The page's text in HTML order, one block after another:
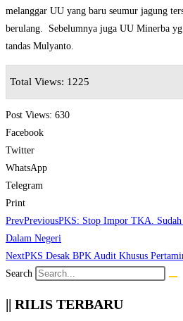
melanggar UU yang baru seumur jagung
berulang. Sebelumnya juga UU Minerba yg
tandas Mulyanto.
Total Views: 1225
Post Views: 630
Facebook
Twitter
WhatsApp
Telegram
Print
PrevPreviousPKS: Stop Impor TKA.
Dalam Negeri
NextPKS Desak BPK Audit Khusus
Search
|| RILIS TERBARU